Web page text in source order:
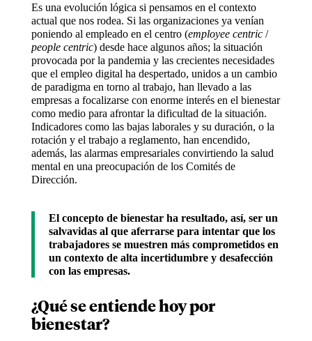
Es una evolución lógica si pensamos en el contexto
actual que nos rodea. Si las organizaciones ya venían
poniendo al empleado en el centro (employee centric/
people centric) desde hace algunos años; la situación
provocada por la pandemia y las crecientes necesidades
que el empleo digital ha despertado, unidos a un cambio
de paradigma en torno al trabajo, han llevado a las
empresas a focalizarse con enorme interés en el bienestar
como medio para afrontar la dificultad de la situación.
Indicadores como las bajas laborales y su duración, o la
rotación y el trabajo a reglamento, han encendido,
además, las alarmas empresariales convirtiendo la salud
mental en una preocupación de los Comités de
Dirección.
El concepto de bienestar ha resultado, así, ser un
salvavidas al que aferrarse para intentar que los
trabajadores se muestren más comprometidos en
un contexto de alta incertidumbre y desafección
con las empresas.
¿Qué se entiende hoy por
bienestar?